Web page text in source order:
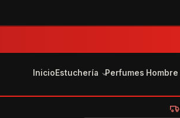
InicioEstuchería Perfumes Hombre